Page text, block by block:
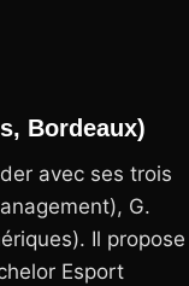
Bordeaux)
avec ses trois
G.
Il propose
Esport